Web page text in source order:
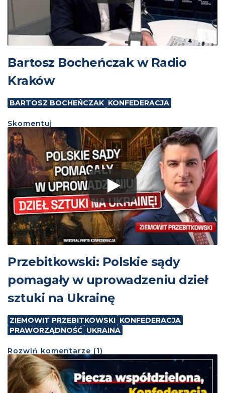
Bartosz Bocheńczak w Radio
Kraków
BARTOSZ BOCHEŃCZAK KONFEDERACJA
Skomentuj
Przebitkowski: Polskie sądy
pomagały w uprowadzeniu dzieł
sztuki na Ukrainę
ZIEMOWIT PRZEBITKOWSKI KONFEDERACJA
PRAWORZĄDNOŚĆ UKRAINA
Rozwiń komentarze (1)